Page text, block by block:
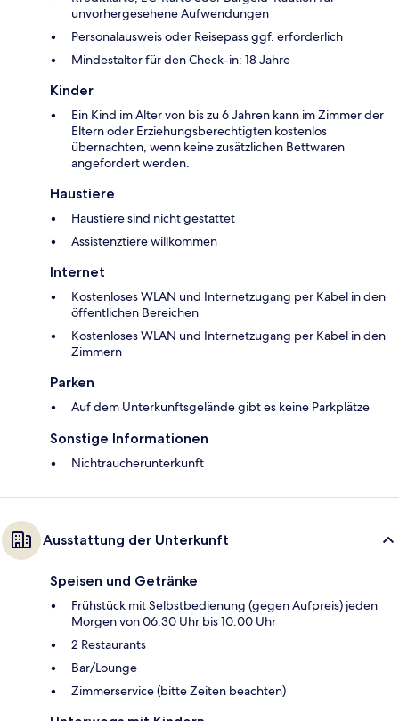
unvorhergesehene Aufwendungen
Personalausweis oder Reisepass ggf. erforderlich
Mindestalter für den Check-in: 18 Jahre
Kinder
Ein Kind im Alter von bis zu 6 Jahren kann im Zimmer der
Eltern oder Erziehungsberechtigten kostenlos
übernachten, wenn keine zusätzlichen Bettwaren
angefordert werden.
Haustiere
Haustiere sind nicht gestattet
Assistenztiere willkommen
Internet
Kostenloses WLAN und Internetzugang per Kabel in den
öffentlichen Bereichen
Kostenloses WLAN und Internetzugang per Kabel in den
Zimmern
Parken
Auf dem Unterkunftsgelände gibt es keine Parkplätze
Sonstige Informationen
Nichtraucherunterkunft
Ausstattung der Unterkunft
Speisen und Getränke
Frühstück mit Selbstbedienung (gegen Aufpreis) jeden
Morgen von 06:30 Uhr bis 10:00 Uhr
2 Restaurants
Bar/Lounge
Zimmerservice (bitte Zeiten beachten)